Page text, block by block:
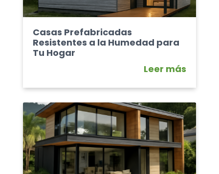
Casas Prefabricadas
Resistentes a la Humedad para
Tu Hogar
Leer más